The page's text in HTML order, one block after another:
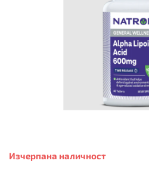
Изчерпана наличност